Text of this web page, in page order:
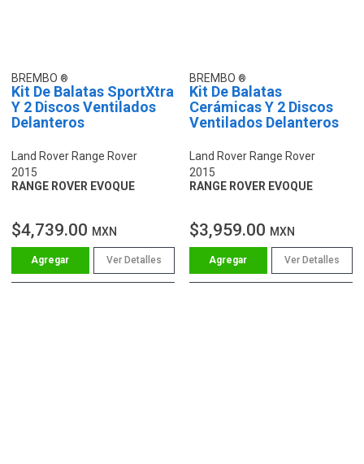
BREMBO
Kit De Balatas SportXtra
Y 2 Discos Ventilados
Delanteros
Land Rover Range Rover
2015
RANGE ROVER EVOQUE
$4,739.00 MXN
Ver Detalles
BREMBO
Kit De Balatas
Cerámicas Y 2 Discos
Ventilados Delanteros
Land Rover Range Rover
2015
RANGE ROVER EVOQUE
$3,959.00 MXN
Ver Detalles